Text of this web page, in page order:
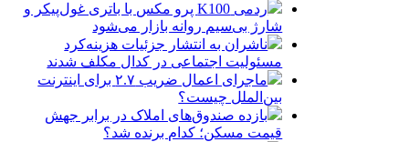
ردمی K100 پرو مکس با باتری غول‌پیکر و
شارژ بی‌سیم روانه بازار می‌شود
ناشران به انتشار جزئیات هزینه‌کرد
مسئولیت اجتماعی در کدال مکلف شدند
ماجرای اعمال ضریب ۲.۷ برای اینترنت
بین‌الملل چیست؟
بازده صندوق‌های املاک در برابر جهش
قیمت مسکن؛ کدام برنده شد؟